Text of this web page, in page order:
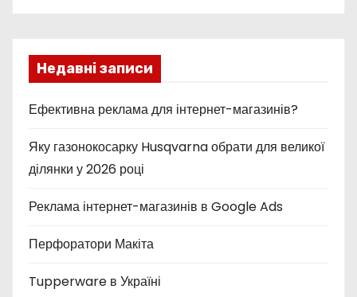
Недавні записи
Ефективна реклама для інтернет-магазинів?
Яку газонокосарку Husqvarna обрати для великої
ділянки у 2026 році
Реклама інтернет-магазинів в Google Ads
Перфоратори Макіта
Tupperware в Україні